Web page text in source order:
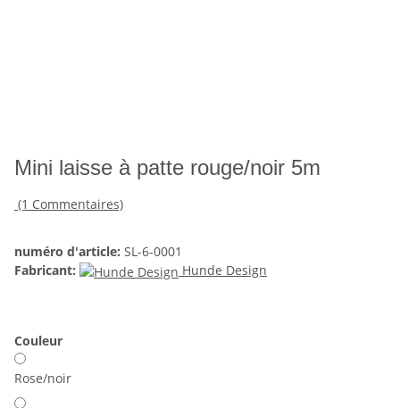
Mini laisse à patte rouge/noir 5m
(1 Commentaires)
numéro d'article: SL-6-0001
Fabricant:
Hunde Design
Couleur
Rose/noir